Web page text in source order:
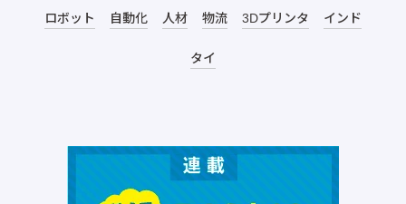
ロボット 自動化 人材 物流 3Dプリンタ インド
タイ